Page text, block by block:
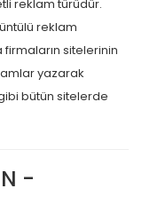
reklam türüdür.
reklam
sitelerinin
yazarak
bütün sitelerde
-